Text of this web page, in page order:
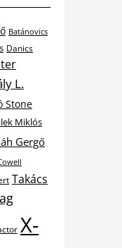
Batánovics
Danics
L.
Stone
Miklós
Gergő
Takács
X-